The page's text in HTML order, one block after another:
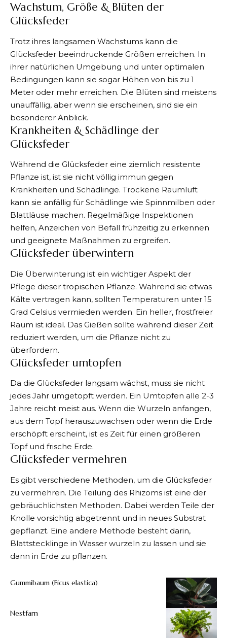
Wachstum, Größe & Blüten der
Glücksfeder
Trotz ihres langsamen Wachstums kann die
Glücksfeder beeindruckende Größen erreichen. In
ihrer natürlichen Umgebung und unter optimalen
Bedingungen kann sie sogar Höhen von bis zu 1
Meter oder mehr erreichen. Die Blüten sind meistens
unauffällig, aber wenn sie erscheinen, sind sie ein
besonderer Anblick.
Krankheiten & Schädlinge der
Glücksfeder
Während die Glücksfeder eine ziemlich resistente
Pflanze ist, ist sie nicht völlig immun gegen
Krankheiten und Schädlinge. Trockene Raumluft
kann sie anfällig für Schädlinge wie Spinnmilben oder
Blattläuse machen. Regelmäßige Inspektionen
helfen, Anzeichen von Befall frühzeitig zu erkennen
und geeignete Maßnahmen zu ergreifen.
Glücksfeder überwintern
Die Überwinterung ist ein wichtiger Aspekt der
Pflege dieser tropischen Pflanze. Während sie etwas
Kälte vertragen kann, sollten Temperaturen unter 15
Grad Celsius vermieden werden. Ein heller, frostfreier
Raum ist ideal. Das Gießen sollte während dieser Zeit
reduziert werden, um die Pflanze nicht zu
überfordern.
Glücksfeder umtopfen
Da die Glücksfeder langsam wächst, muss sie nicht
jedes Jahr umgetopft werden. Ein Umtopfen alle 2-3
Jahre reicht meist aus. Wenn die Wurzeln anfangen,
aus dem Topf herauszuwachsen oder wenn die Erde
erschöpft erscheint, ist es Zeit für einen größeren
Topf und frische Erde.
Glücksfeder vermehren
Es gibt verschiedene Methoden, um die Glücksfeder
zu vermehren. Die Teilung des Rhizoms ist eine der
gebräuchlichsten Methoden. Dabei werden Teile der
Knolle vorsichtig abgetrennt und in neues Substrat
gepflanzt. Eine andere Methode besteht darin,
Blattstecklinge in Wasser wurzeln zu lassen und sie
dann in Erde zu pflanzen.
Gummibaum (Ficus elastica)
Nestfarn